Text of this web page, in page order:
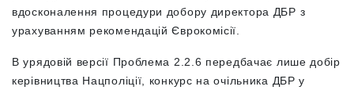
вдосконалення процедури добору директора ДБР з
урахуванням рекомендацій Єврокомісії.
В урядовій версії Проблема 2.2.6 передбачає лише добір
керівництва Нацполіції, конкурс на очільника ДБР у